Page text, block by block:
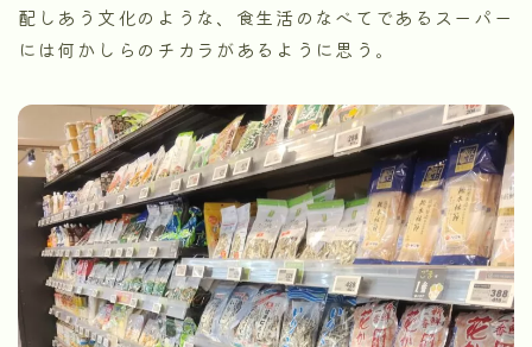
配しあう文化のような、食生活のなべてであるスーパー
には何かしらのチカラがあるように思う。